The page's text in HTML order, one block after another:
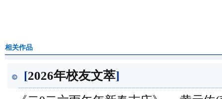
相关作品
[2026年校友文萃]